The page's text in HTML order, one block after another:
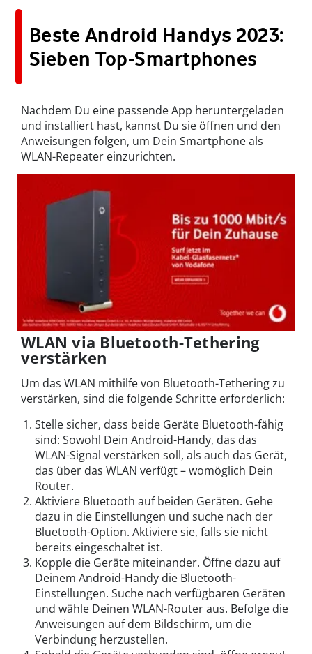
Beste Android Handys 2023:
Sieben Top-Smartphones
Nachdem Du eine passende App heruntergeladen
und installiert hast, kannst Du sie öffnen und den
Anweisungen folgen, um Dein Smartphone als
WLAN-Repeater einzurichten.
WLAN via Bluetooth-Tethering
verstärken
Um das WLAN mithilfe von Bluetooth-Tethering zu
verstärken, sind die folgende Schritte erforderlich:
Stelle sicher, dass beide Geräte Bluetooth-fähig
sind: Sowohl Dein Android-Handy, das das
WLAN-Signal verstärken soll, als auch das Gerät,
das über das WLAN verfügt – womöglich Dein
Router.
Aktiviere Bluetooth auf beiden Geräten. Gehe
dazu in die Einstellungen und suche nach der
Bluetooth-Option. Aktiviere sie, falls sie nicht
bereits eingeschaltet ist.
Kopple die Geräte miteinander. Öffne dazu auf
Deinem Android-Handy die Bluetooth-
Einstellungen. Suche nach verfügbaren Geräten
und wähle Deinen WLAN-Router aus. Befolge die
Anweisungen auf dem Bildschirm, um die
Verbindung herzustellen.